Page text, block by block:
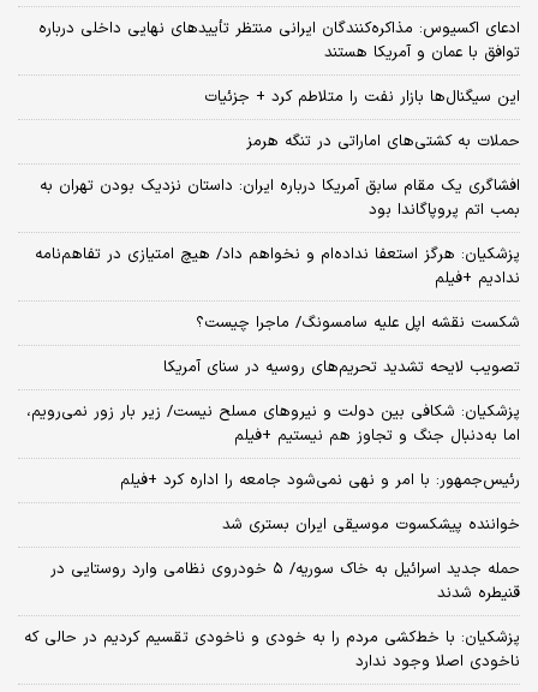
ادعای اکسیوس: مذاکره‌کنندگان ایرانی منتظر تأییدهای نهایی داخلی درباره
توافق با عمان و آمریکا هستند
این سیگنال‌ها بازار نفت را متلاطم کرد + جزئیات
حملات به کشتی‌های اماراتی در تنگه هرمز
افشاگری یک مقام سابق آمریکا درباره ایران: داستان نزدیک بودن تهران به
بمب اتم پروپاگاندا بود
پزشکیان: هرگز استعفا نداده‌ام و نخواهم داد/ هیچ امتیازی در تفاهم‌نامه
ندادیم +فیلم
شکست نقشه اپل علیه سامسونگ/ ماجرا چیست؟
تصویب لایحه تشدید تحریم‌های روسیه در سنای آمریکا
پزشکیان: شکافی بین دولت و نیروهای مسلح نیست/ زیر بار زور نمی‌رویم،
اما به‌دنبال جنگ و تجاوز هم نیستیم +فیلم
رئیس‌جمهور: با امر و نهی نمی‌شود جامعه را اداره کرد +فیلم
خواننده پیشکسوت موسیقی ایران بستری شد
حمله جدید اسرائیل به خاک سوریه/ ۵ خودروی نظامی وارد روستایی در
قنیطره شدند
پزشکیان: با خط‌کشی مردم را به خودی و ناخودی تقسیم کردیم در حالی که
ناخودی اصلا وجود ندارد